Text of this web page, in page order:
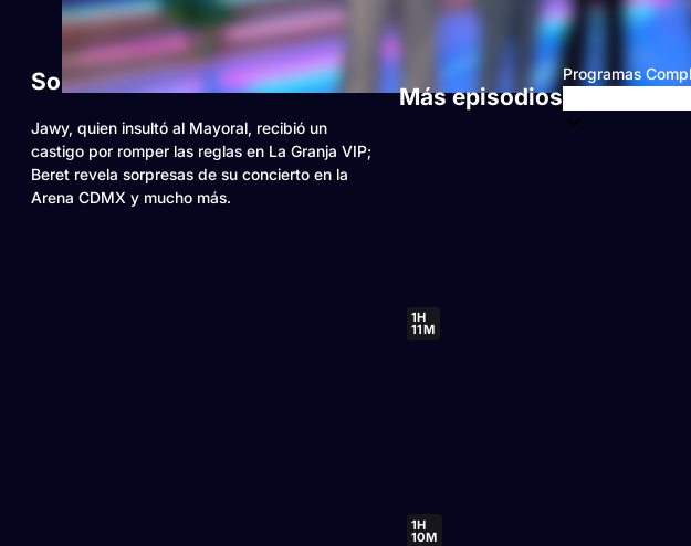
Sobre este video
Jawy, quien insultó al Mayoral, recibió un
castigo por romper las reglas en La Granja VIP;
Beret revela sorpresas de su concierto en la
Arena CDMX y mucho más.
Más episodios
Programas
1H
11M
1H
10M